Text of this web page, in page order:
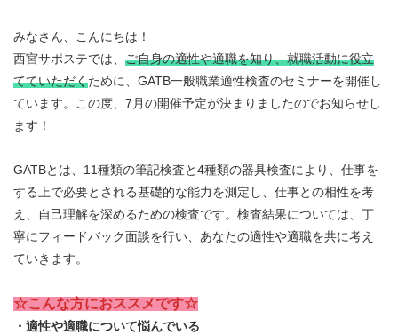
みなさん、こんにちは！
西宮サポステでは、 ご自身の適性や適職を知り、就職活動に役立
てていただくために、GATB一般職業適性検査のセミナーを開催し
ています。この度、7月の開催予定が決まりましたのでお知らせし
ます！
GATBとは、11種類の筆記検査と4種類の器具検査により、仕事を
する上で必要とされる基礎的な能力を測定し、仕事との相性を考
え、自己理解を深めるための検査です。検査結果については、丁
寧にフィードバック面談を行い、あなたの適性や適職を共に考え
ていきます。
☆こんな方におススメです☆
・適性や適職について悩んでいる